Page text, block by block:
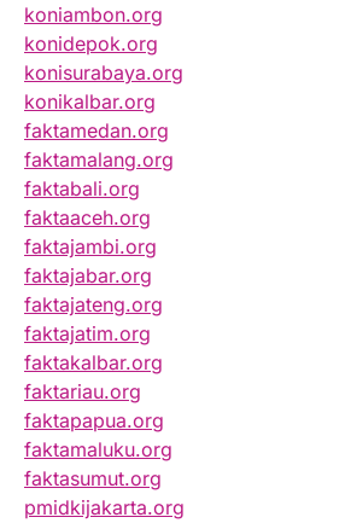
koniambon.org
konidepok.org
konisurabaya.org
konikalbar.org
faktamedan.org
faktamalang.org
faktabali.org
faktaaceh.org
faktajambi.org
faktajabar.org
faktajateng.org
faktajatim.org
faktakalbar.org
faktariau.org
faktapapua.org
faktamaluku.org
faktasumut.org
pmidkijakarta.org